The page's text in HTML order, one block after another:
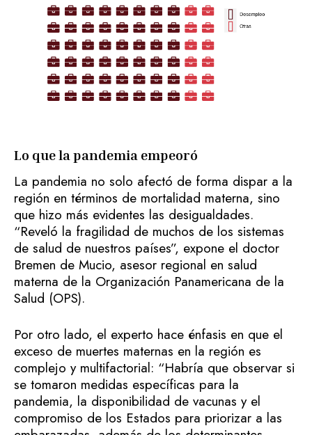
Lo que la pandemia empeoró
La pandemia no solo afectó de forma dispar a la
región en términos de mortalidad materna, sino
que hizo más evidentes las desigualdades.
“Reveló la fragilidad de muchos de los sistemas
de salud de nuestros países”, expone el doctor
Bremen de Mucio, asesor regional en salud
materna de la Organización Panamericana de la
Salud (OPS).
Por otro lado, el experto hace énfasis en que el
exceso de muertes maternas en la región es
complejo y multifactorial: “Habría que observar si
se tomaron medidas específicas para la
pandemia, la disponibilidad de vacunas y el
compromiso de los Estados para priorizar a las